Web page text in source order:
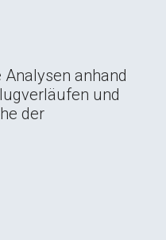
anhand
und
der